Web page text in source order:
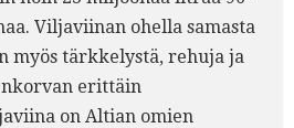
Viljaviinan ohella samasta
myös tärkkelystä, rehuja ja
erittäin
on Altian omien